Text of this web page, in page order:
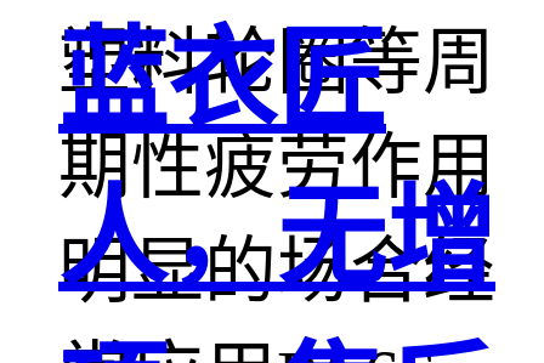
塑料轮圈等周
期性疲劳作用
明显的场合经
蓝衣匠
人，无增